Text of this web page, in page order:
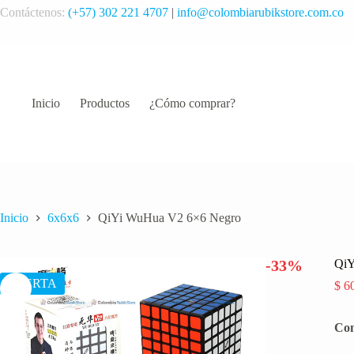
Saltar
al
Contáctenos: (+57) 302 221 4707 | info@colombiarubikstore.com.co
Inicio Productos ¿Cómo comprar?
Inicio 6x6x6 QiYi WuHua V2 6×6 Negro
OFERTA
-33%
$